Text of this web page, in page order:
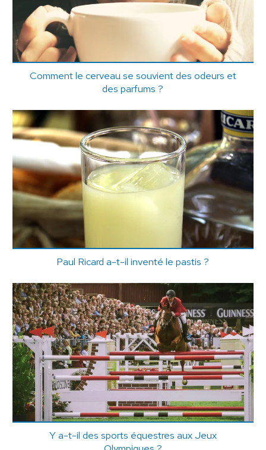
Comment le cerveau se souvient des odeurs et
des parfums ?
Paul Ricard a-t-il inventé le pastis ?
Y a-t-il des sports équestres aux Jeux